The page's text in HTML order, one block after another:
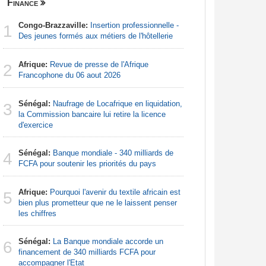
Finance
1 Congo-Brazzaville: Insertion professionnelle -
Des jeunes formés aux métiers de l'hôtellerie
2 Afrique: Revue de presse de l'Afrique
Francophone du 06 aout 2026
3 Sénégal: Naufrage de Locafrique en liquidation,
la Commission bancaire lui retire la licence
d'exercice
4 Sénégal: Banque mondiale - 340 milliards de
FCFA pour soutenir les priorités du pays
5 Afrique: Pourquoi l'avenir du textile africain est
bien plus prometteur que ne le laissent penser
les chiffres
6 Sénégal: La Banque mondiale accorde un
financement de 340 milliards FCFA pour
accompagner l'Etat